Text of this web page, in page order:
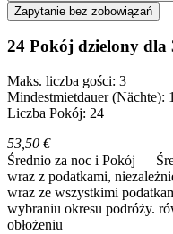
Zapytanie bez zobowiązań
24 Pokój dzielony dla
Maks. liczba gości: 3
Mindestmietdauer (Nächte):
Liczba Pokój: 24
53,50 €
Średnio za noc i Pokój
wraz z podatkami,
wraz ze wszystkimi
wybraniu okresu podróży.
obłożeniu